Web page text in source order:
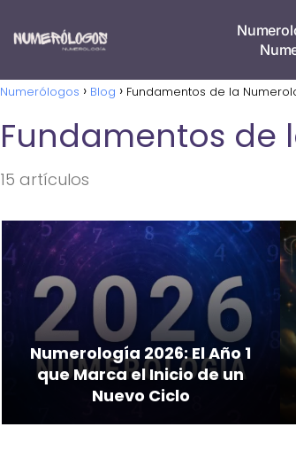
Numerólogos Blog Fundamentos de la
Fundamentos de
15 artículos
Numerología 2026: El Año 1
que Marca el Inicio de un
Nuevo Ciclo